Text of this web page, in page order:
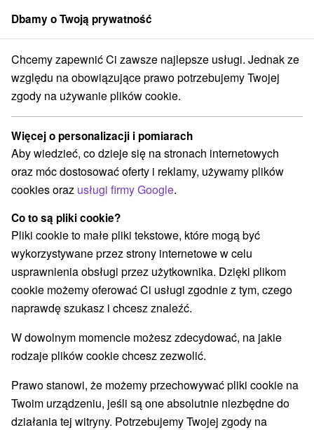
członek grupySorger
Východné Slovensko Prešovský kraj Tatranská Lomnica
Hotele w Wysokich Tatrach
Tatranská Lomnica
Kategorie
Wszystkie kategorie
Hotele na Slovacji
Apartmány(26) Chaty na prenájom
Kempy(1) Penzióny(6) Priváty (3) Ubytovne(2)
Wybierz lokalizację lub datę
Najlepiej sprzedające
1.
Dbamy o Twoją prywatność
Chcemy zapewnić Ci zawsze najlepsze usługi. Jednak ze
względu na obowiązujące prawo potrzebujemy Twojej
zgody na używanie plików cookie.
Więcej o personalizacji i pomiarach
Aby wiedzieć, co dzieje się na stronach internetowych
oraz móc dostosować oferty i reklamy, używamy plików
cookies oraz usługi firmy Google.
Co to są pliki cookie?
Pliki cookie to małe pliki tekstowe, które mogą być
wykorzystywane przez strony internetowe w celu
usprawnienia obsługi przez użytkownika. Dzięki plikom
cookie możemy oferować Ci usługi zgodnie z tym, czego
naprawdę szukasz i chcesz znaleźć.
W dowolnym momencie możesz zdecydować, na jakie
rodzaje plików cookie chcesz zezwolić.
Prawo stanowi, że możemy przechowywać pliki cookie na
Twoim urządzeniu, jeśli są one absolutnie niezbędne do
działania tej witryny. Potrzebujemy Twojej zgody na